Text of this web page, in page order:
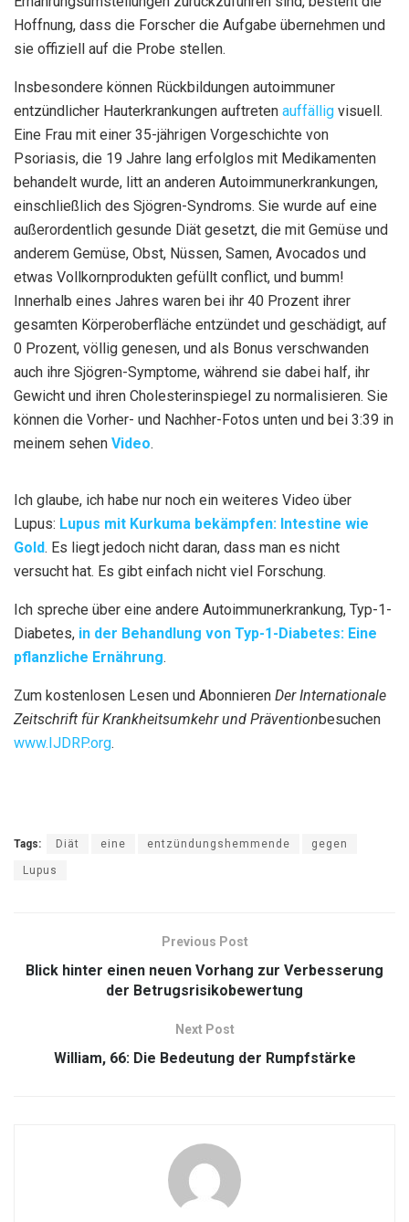
Hoffnung, dass die Forscher die Aufgabe übernehmen und
sie offiziell auf die Probe stellen.
Insbesondere können Rückbildungen autoimmuner
entzündlicher Hauterkrankungen auftreten auffällig visuell.
Eine Frau mit einer 35-jährigen Vorgeschichte von
Psoriasis, die 19 Jahre lang erfolglos mit Medikamenten
behandelt wurde, litt an anderen Autoimmunerkrankungen,
einschließlich des Sjögren-Syndroms. Sie wurde auf eine
außerordentlich gesunde Diät gesetzt, die mit Gemüse und
anderem Gemüse, Obst, Nüssen, Samen, Avocados und
etwas Vollkornprodukten gefüllt conflict, und bumm!
Innerhalb eines Jahres waren bei ihr 40 Prozent ihrer
gesamten Körperoberfläche entzündet und geschädigt, auf
0 Prozent, völlig genesen, und als Bonus verschwanden
auch ihre Sjögren-Symptome, während sie dabei half, ihr
Gewicht und ihren Cholesterinspiegel zu normalisieren. Sie
können die Vorher- und Nachher-Fotos unten und bei 3:39 in
meinem sehen Video.
Ich glaube, ich habe nur noch ein weiteres Video über
Lupus: Lupus mit Kurkuma bekämpfen: Intestine wie
Gold. Es liegt jedoch nicht daran, dass man es nicht
versucht hat. Es gibt einfach nicht viel Forschung.
Ich spreche über eine andere Autoimmunerkrankung, Typ-1-
Diabetes, in der Behandlung von Typ-1-Diabetes: Eine
pflanzliche Ernährung.
Zum kostenlosen Lesen und Abonnieren Der Internationale
Zeitschrift für Krankheitsumkehr und Präventionbesuchen
www.IJDRP.org.
Tags: Diät eine entzündungshemmende gegen
Lupus
Previous Post
Blick hinter einen neuen Vorhang zur Verbesserung
der Betrugsrisikobewertung
Next Post
William, 66: Die Bedeutung der Rumpfstärke